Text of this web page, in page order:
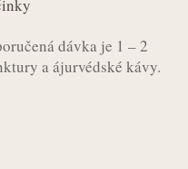
dávka je 1 – 2
a ájurvédské kávy.